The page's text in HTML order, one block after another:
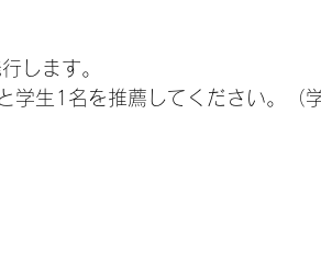
します。
学生1名を推薦してください。（